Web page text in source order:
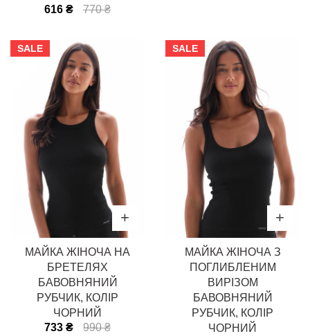
616 ₴
770 ₴
SALE
МАЙКА ЖІНОЧА НА
БРЕТЕЛЯХ
БАВОВНЯНИЙ
РУБЧИК, КОЛІР
ЧОРНИЙ
733 ₴
990 ₴
SALE
МАЙКА ЖІНОЧА З
ПОГЛИБЛЕНИМ
ВИРІЗОМ
БАВОВНЯНИЙ
РУБЧИК, КОЛІР
ЧОРНИЙ